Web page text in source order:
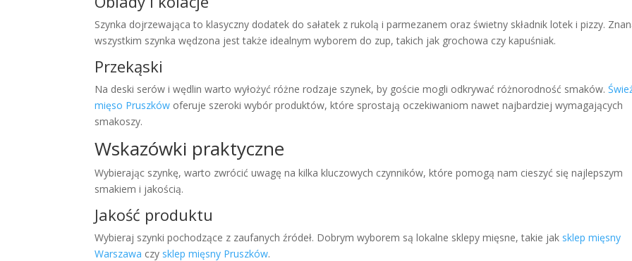
Szynka dojrzewająca to klasyczny dodatek do sałatek z rukolą i parmezanem oraz świetny składnik lotek i pizzy.
wszystkim szynka wędzona jest także idealnym wyborem do zup, takich jak grochowa czy kapuśniak.
Przekąski
Na deski serów i wędlin warto wyłożyć różne rodzaje szynek, by goście mogli odkrywać różnorodność smaków.
mięso Pruszków oferuje szeroki wybór produktów, które sprostają oczekiwaniom nawet najbardziej wymagających
smakoszy.
Wskazówki praktyczne
Wybierając szynkę, warto zwrócić uwagę na kilka kluczowych czynników, które pomogą nam cieszyć się najlepszym
smakiem i jakością.
Jakość produktu
Wybieraj szynki pochodzące z zaufanych źródeł. Dobrym wyborem są lokalne sklepy mięsne, takie jak sklep mięsny
Warszawa czy sklep mięsny Pruszków.